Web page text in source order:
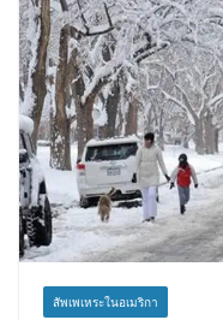
สัพเพเหระในอเมริกา